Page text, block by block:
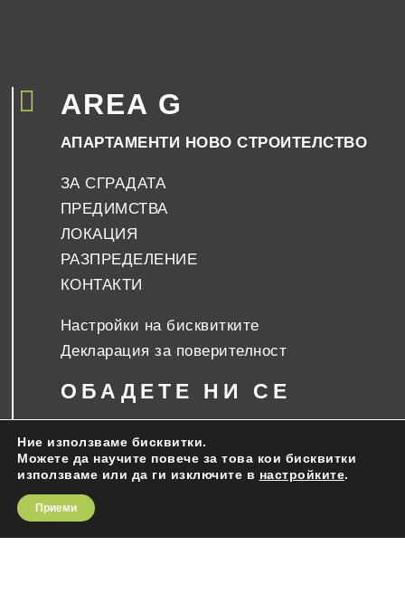
 AREA G
АПАРТАМЕНТИ НОВО СТРОИТЕЛСТВО
ЗА СГРАДАТА
ПРЕДИМСТВА
ЛОКАЦИЯ
РАЗПРЕДЕЛЕНИЕ
КОНТАКТИ
Настройки на бисквитките
Декларация за поверителност
ОБАДЕТЕ НИ СЕ
Боян Ангелов: +359 888 699 789
 ЗА СГРАДАТА
Жилищна сграда „Area G“ се отличава със
Ние използваме бисквитки.
Можете да научите повече за това кои бисквитки
използваме или да ги изключите в настройките.
Приеми